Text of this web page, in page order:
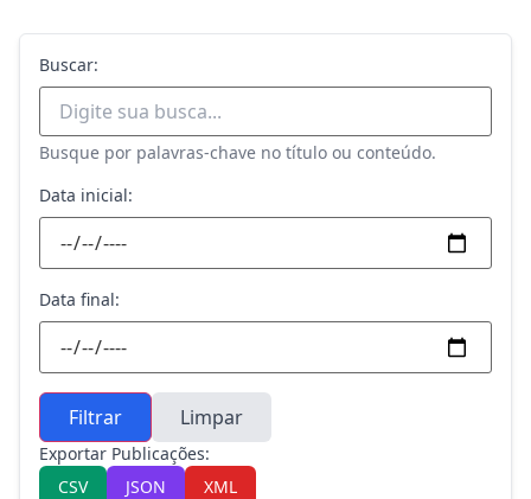
Buscar:
Busque por palavras-chave no título ou conteúdo.
Data inicial:
Data final:
Filtrar Limpar
Exportar Publicações:
CSV
JSON XML